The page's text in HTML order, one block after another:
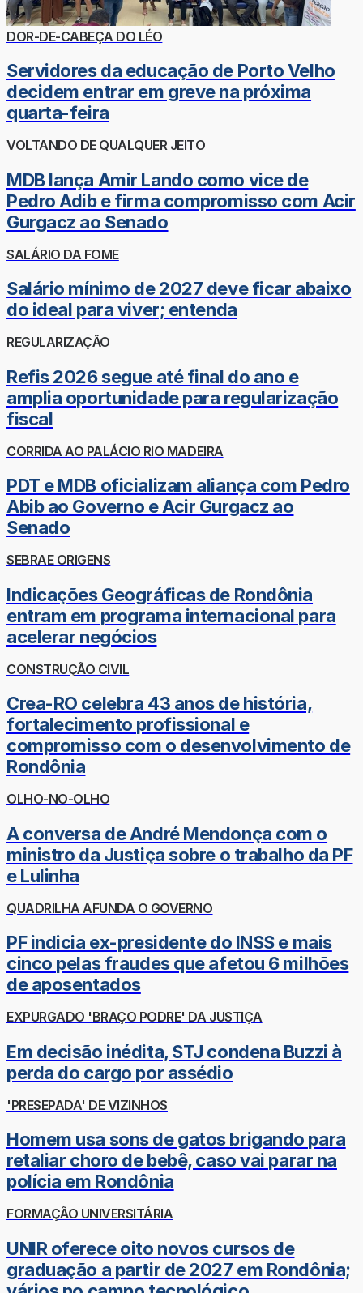
DOR-DE-CABEÇA DO LÉO
Servidores da educação de Porto Velho
decidem entrar em greve na próxima
quarta-feira
VOLTANDO DE QUALQUER JEITO
MDB lança Amir Lando como vice de
Pedro Adib e firma compromisso com Acir
Gurgacz ao Senado
SALÁRIO DA FOME
Salário mínimo de 2027 deve ficar abaixo
do ideal para viver; entenda
REGULARIZAÇÃO
Refis 2026 segue até final do ano e
amplia oportunidade para regularização
fiscal
CORRIDA AO PALÁCIO RIO MADEIRA
PDT e MDB oficializam aliança com Pedro
Abib ao Governo e Acir Gurgacz ao
Senado
SEBRAE ORIGENS
Indicações Geográficas de Rondônia
entram em programa internacional para
acelerar negócios
CONSTRUÇÃO CIVIL
Crea-RO celebra 43 anos de história,
fortalecimento profissional e
compromisso com o desenvolvimento de
Rondônia
OLHO-NO-OLHO
A conversa de André Mendonça com o
ministro da Justiça sobre o trabalho da PF
e Lulinha
QUADRILHA AFUNDA O GOVERNO
PF indicia ex-presidente do INSS e mais
cinco pelas fraudes que afetou 6 milhões
de aposentados
EXPURGADO 'BRAÇO PODRE' DA JUSTIÇA
Em decisão inédita, STJ condena Buzzi à
perda do cargo por assédio
'PRESEPADA' DE VIZINHOS
Homem usa sons de gatos brigando para
retaliar choro de bebê, caso vai parar na
polícia em Rondônia
FORMAÇÃO UNIVERSITÁRIA
UNIR oferece oito novos cursos de
graduação a partir de 2027 em Rondônia;